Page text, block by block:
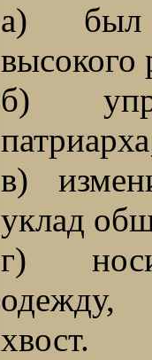
а) был
высокого
б)
в)
уклад
г)
хвост.